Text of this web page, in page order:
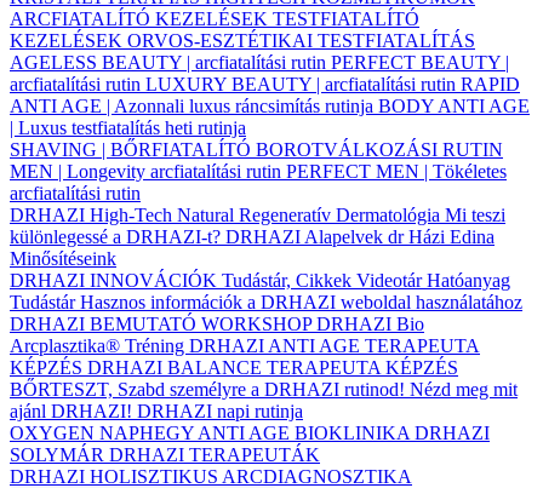
ARCFIATALÍTÓ KEZELÉSEK TESTFIATALÍTÓ
KEZELÉSEK ORVOS-ESZTÉTIKAI TESTFIATALÍTÁS
AGELESS BEAUTY | arcfiatalítási rutin PERFECT BEAUTY |
arcfiatalítási rutin LUXURY BEAUTY | arcfiatalítási rutin RAPID
ANTI AGE | Azonnali luxus ráncsimítás rutinja BODY ANTI AGE
| Luxus testfiatalítás heti rutinja
SHAVING | BŐRFIATALÍTÓ BOROTVÁLKOZÁSI RUTIN
MEN | Longevity arcfiatalítási rutin PERFECT MEN | Tökéletes
arcfiatalítási rutin
DRHAZI High-Tech Natural Regeneratív Dermatológia Mi teszi
különlegessé a DRHAZI-t? DRHAZI Alapelvek dr Házi Edina
Minősítéseink
DRHAZI INNOVÁCIÓK Tudástár, Cikkek VideotárHatóanyag
TudástárHasznos információk a DRHAZI weboldal használatához
DRHAZI BEMUTATÓ WORKSHOPDRHAZI Bio
Arcplasztika® Tréning DRHAZI ANTI AGE TERAPEUTA
KÉPZÉS DRHAZI BALANCE TERAPEUTA KÉPZÉS
BŐRTESZT, Szabd személyre a DRHAZI rutinod! Nézd meg mit
ajánl DRHAZI! DRHAZI napi rutinja
OXYGEN NAPHEGY ANTI AGE BIOKLINIKA DRHAZI
SOLYMÁR DRHAZI TERAPEUTÁK
DRHAZI HOLISZTIKUS ARCDIAGNOSZTIKA